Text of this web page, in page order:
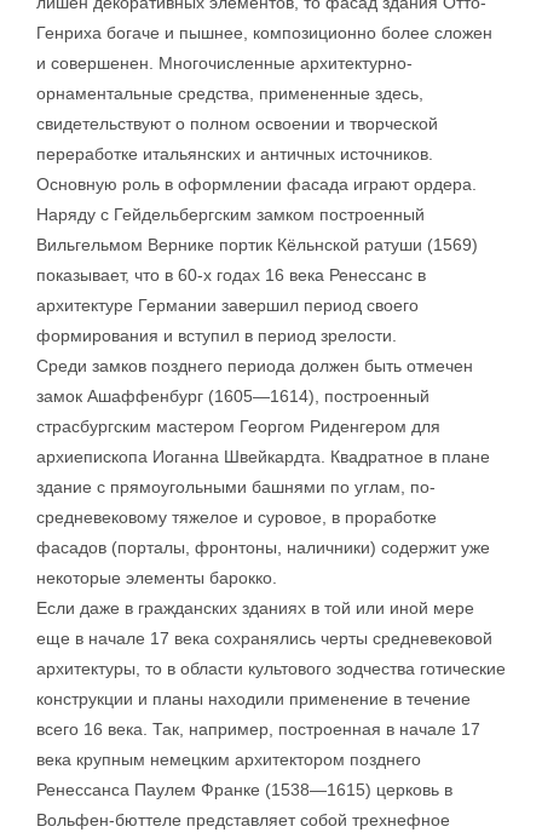
Генриха богаче и пышнее, композиционно более сложен
и совершенен. Многочисленные архитектурно-
орнаментальные средства, примененные здесь,
свидетельствуют о полном освоении и творческой
переработке итальянских и античных источников.
Основную роль в оформлении фасада играют ордера.
Наряду с Гейдельбергским замком построенный
Вильгельмом Вернике портик Кёльнской ратуши (1569)
показывает, что в 60-х годах 16 века Ренессанс в
архитектуре Германии завершил период своего
формирования и вступил в период зрелости.
Среди замков позднего периода должен быть отмечен
замок Ашаффенбург (1605—1614), построенный
страсбургским мастером Георгом Риденгером для
архиепископа Иоганна Швейкардта. Квадратное в плане
здание с прямоугольными башнями по углам, по-
средневековому тяжелое и суровое, в проработке
фасадов (порталы, фронтоны, наличники) содержит уже
некоторые элементы барокко.
Если даже в гражданских зданиях в той или иной мере
еще в начале 17 века сохранялись черты средневековой
архитектуры, то в области культового зодчества готические
конструкции и планы находили применение в течение
всего 16 века. Так, например, построенная в начале 17
века крупным немецким архитектором позднего
Ренессанса Паулем Франке (1538—1615) церковь в
Вольфен-бюттеле представляет собой трехнефное